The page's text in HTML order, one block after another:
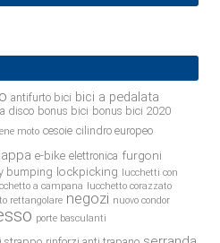
antifurto bici bici a pedalata
disco bonus bici bonus bici 2020
moto cesoie cilindro europeo
e-bike elettronica furgoni
bumping lockpicking
lucchetti con
a campana lucchetto corazzato
rettangolare negozi nuovo condor
porte basculanti